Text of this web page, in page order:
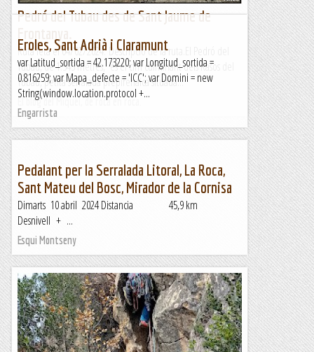
Pedró del Tubau des de Sant Jaume de
Ruta feta el 04/02/2024. Descripció de la ruta.El Pedró del
Tubau, de 1.543 metres, és el cim culminant dels Rasos del
Tubau, petita serralada prepirenaica situada...
El blog del Miquel, de roca en roca.
Eroles, Sant Adrià i Claramunt
var Latitud_sortida = 42.173220; var Longitud_sortida =
0.816259; var Mapa_defecte = 'ICC'; var Domini = new
String(window.location.protocol +...
Engarrista
Pedalant per la Serralada Litoral, La Roca,
Sant Mateu del Bosc, Mirador de la Cornisa
Dimarts 10 abril 2024 Distancia 45,9 km
Desnivell + ...
Esqui Montseny